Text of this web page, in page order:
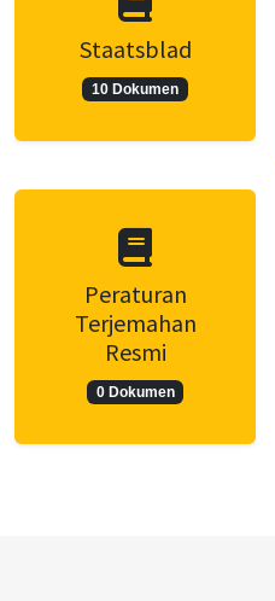
Staatsblad
10 Dokumen
Peraturan
Terjemahan
Resmi
0 Dokumen